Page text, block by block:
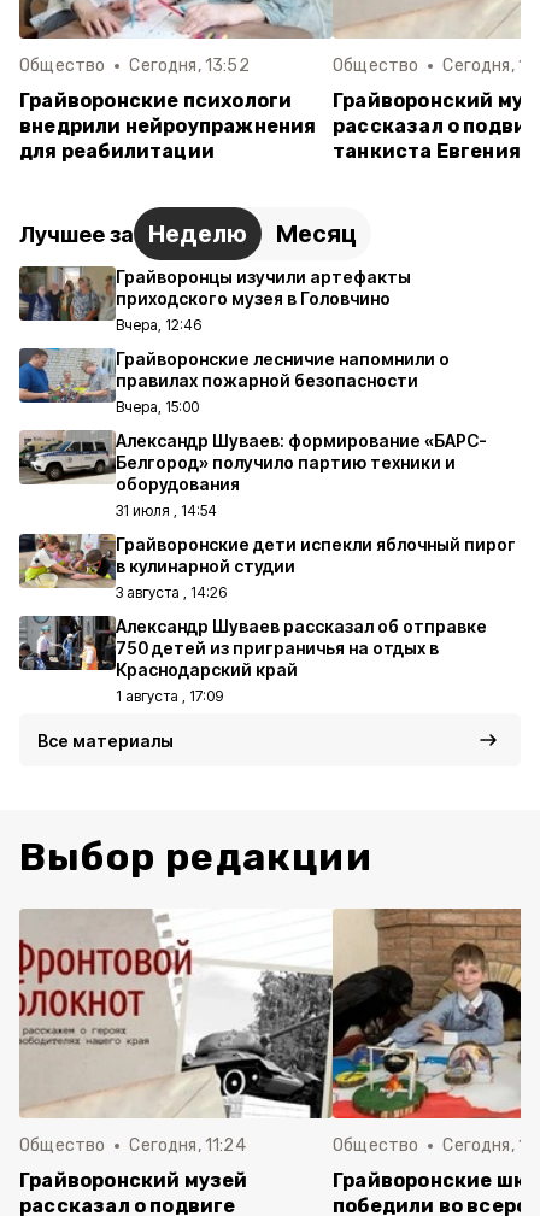
Общество Сегодня, 13:52
Грайворонские психологи
внедрили нейроупражнения
для реабилитации
Общество Сегодня,
Грайворонский
рассказал о
танкиста Евгения
Лучшее за Неделю Месяц
Грайворонцы изучили артефакты
приходского музея в Головчино
Вчера, 12:46
Грайворонские лесничие напомнили о
правилах пожарной безопасности
Вчера, 15:00
Александр Шуваев: формирование «БАРС-
Белгород» получило партию техники и
оборудования
31 июля , 14:54
Грайворонские дети испекли яблочный пирог
в кулинарной студии
3 августа , 14:26
Александр Шуваев рассказал об отправке
750 детей из приграничья на отдых в
Краснодарский край
1 августа , 17:09
Все материалы
Выбор редакции
Общество Сегодня, 11:24
Грайворонский музей
рассказал о подвиге
Общество Сегодня,
Грайворонские
победили во